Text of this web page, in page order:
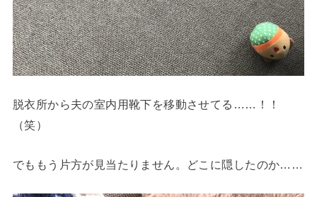
脱衣所から夫の室内用靴下を移動させてる……！！
（笑）
でももう片方が見当たりません。どこに隠したのか……